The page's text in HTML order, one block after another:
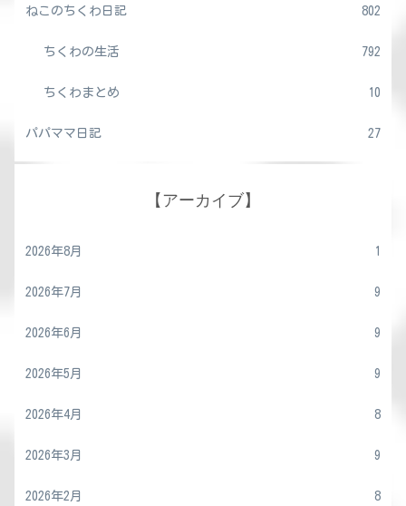
ねこのちくわ日記 802
ちくわの生活 792
ちくわまとめ 10
パパママ日記 27
【アーカイブ】
2026年8月 1
2026年7月 9
2026年6月 9
2026年5月 9
2026年4月 8
2026年3月 9
2026年2月 8